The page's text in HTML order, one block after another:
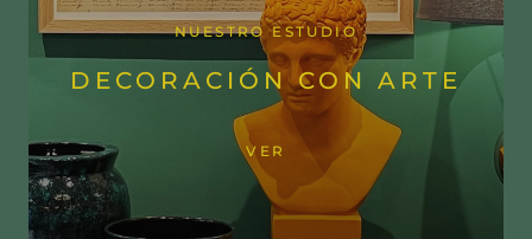
NUESTRO ESTUDIO
DECORACIÓN CON ARTE
VER